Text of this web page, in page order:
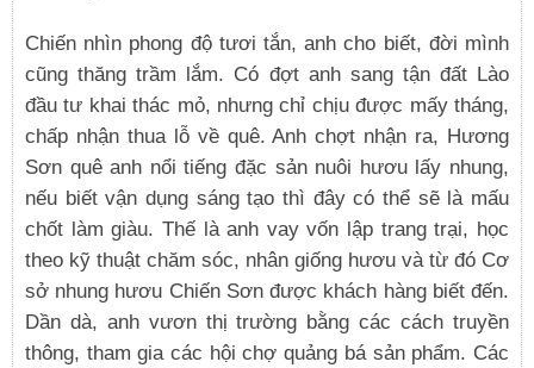
Chiến nhìn phong độ tươi tắn, anh cho biết, đời mình
cũng thăng trầm lắm. Có đợt anh sang tận đất Lào
đầu tư khai thác mỏ, nhưng chỉ chịu được mấy tháng,
chấp nhận thua lỗ về quê. Anh chợt nhận ra, Hương
Sơn quê anh nổi tiếng đặc sản nuôi hươu lấy nhung,
nếu biết vận dụng sáng tạo thì đây có thể sẽ là mấu
chốt làm giàu. Thế là anh vay vốn lập trang trại, học
theo kỹ thuật chăm sóc, nhân giống hươu và từ đó Cơ
sở nhung hươu Chiến Sơn được khách hàng biết đến.
Dần dà, anh vươn thị trường bằng các cách truyền
thông, tham gia các hội chợ quảng bá sản phẩm. Các